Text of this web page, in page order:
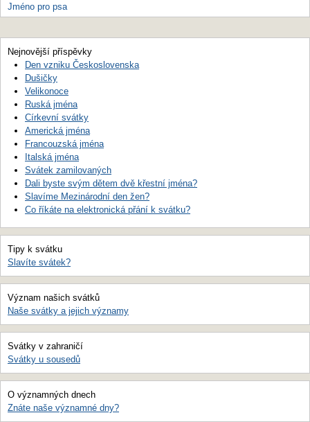
Jméno pro psa
Nejnovější příspěvky
Den vzniku Československa
Dušičky
Velikonoce
Ruská jména
Církevní svátky
Americká jména
Francouzská jména
Italská jména
Svátek zamilovaných
Dali byste svým dětem dvě křestní jména?
Slavíme Mezinárodní den žen?
Co říkáte na elektronická přání k svátku?
Tipy k svátku
Slavíte svátek?
Význam našich svátků
Naše svátky a jejich významy
Svátky v zahraničí
Svátky u sousedů
O významných dnech
Znáte naše významné dny?